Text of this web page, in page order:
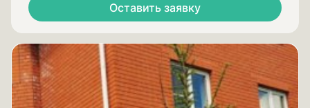
Оставить заявку